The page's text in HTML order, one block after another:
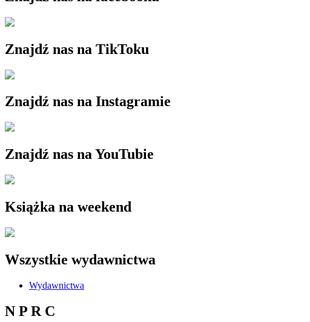
Znajdź nas na TikToku
Znajdź nas na Instagramie
Znajdź nas na YouTubie
Książka na weekend
Wszystkie wydawnictwa
Wydawnictwa
N P R C